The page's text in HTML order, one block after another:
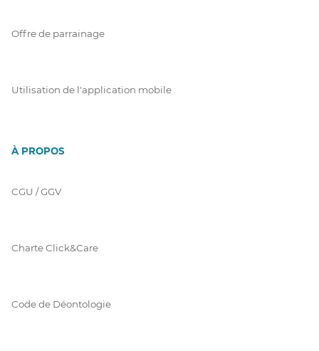
Offre de parrainage
Utilisation de l'application mobile
À PROPOS
CGU / GGV
Charte Click&Care
Code de Déontologie